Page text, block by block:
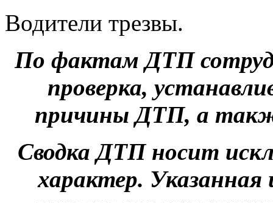
Водители трезвы.
По фактам ДТП
проверка,
причины ДТП, а
Сводка ДТП носит
характер.